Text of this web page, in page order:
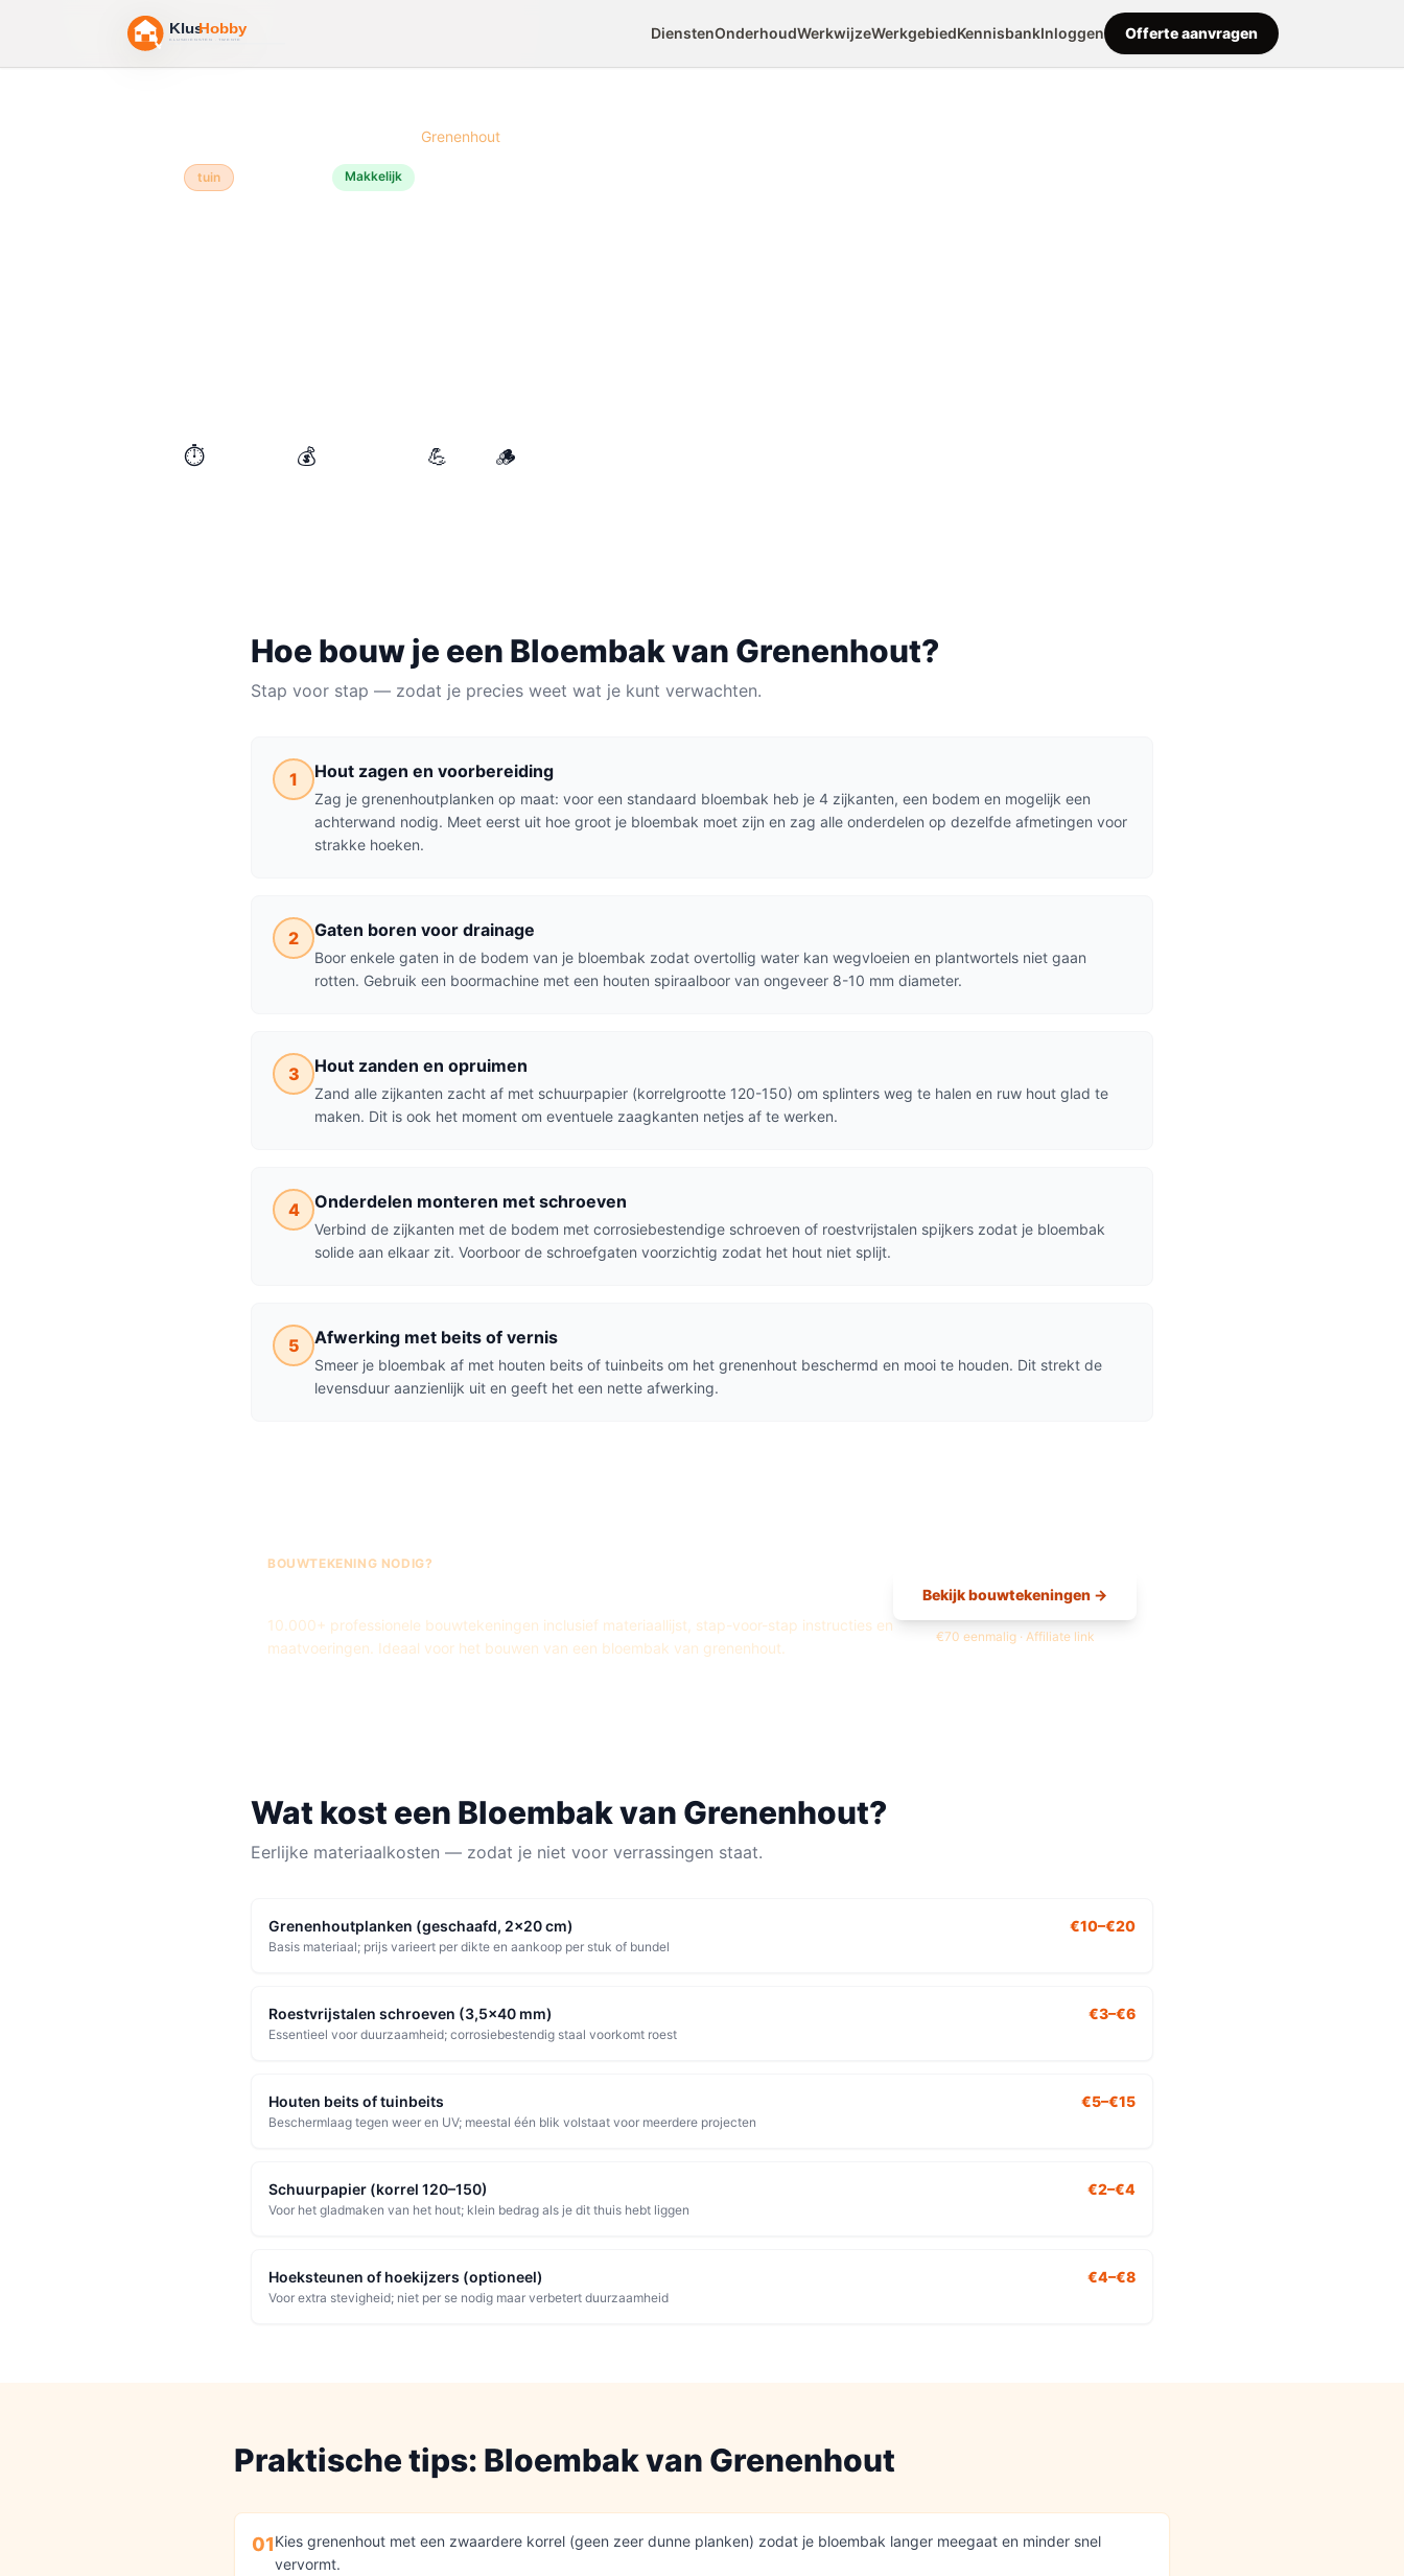
DienstenOnderhoudWerkwijzeWerkgebiedKennisbankInloggen Offerte aanvragen
Grenenhout
tuin Makkelijk
⏱️ 💰 💪 🪵
Hoe bouw je een Bloembakvan Grenenhout?
Stap voor stap — zodat je precies weet wat je kunt verwachten.
1 Hout zagen en voorbereiding
Zag je grenenhoutplanken op maat: voor een standaard bloembak heb je 4 zijkanten, een bodem en mogelijk een
achterwand nodig. Meet eerst uit hoe groot je bloembak moet zijn en zag alle onderdelen op dezelfde afmetingen voor
strakke hoeken.
2 Gaten boren voor drainage
Boor enkele gaten in de bodem van je bloembak zodat overtollig water kan wegvloeien en plantwortels niet gaan
rotten. Gebruik een boormachine met een houten spiraalboor van ongeveer 8-10 mm diameter.
3 Hout zanden en opruimen
Zand alle zijkanten zacht af met schuurpapier (korrelgrootte 120-150) om splinters weg te halen en ruw hout glad te
maken. Dit is ook het moment om eventuele zaagkanten netjes af te werken.
4 Onderdelen monteren met schroeven
Verbind de zijkanten met de bodem met corrosiebestendige schroeven of roestvrijstalen spijkers zodat je bloembak
solide aan elkaar zit. Voorboor de schroefgaten voorzichtig zodat het hout niet splijt.
5 Afwerking met beits of vernis
Smeer je bloembak af met houten beits of tuinbeits om het grenenhout beschermd en mooi te houden. Dit strekt de
levensduur aanzienlijk uit en geeft het een nette afwerking.
BOUWTEKENING NODIG?
10.000+ professionele bouwtekeningen inclusief materiaallijst, stap-voor-stap instructies en
maatvoeringen. Ideaal voor het bouwen van een bloembak van grenenhout
Bekijk bouwtekeningen →
€70 eenmalig · Affiliate link
Wat kost een Bloembakvan Grenenhout?
Eerlijke materiaalkosten — zodat je niet voor verrassingen staat.
Grenenhoutplanken (geschaafd, 2x20 cm)
Basis materiaal; prijs varieert per dikte en aankoop per stuk of bundel
€10–€20
Roestvrijstalen schroeven (3,5×40 mm)
Essentieel voor duurzaamheid; corrosiebestendig staal voorkomt roest
€3–€6
Houten beits of tuinbeits
Beschermlaag tegen weer en UV; meestal één blik volstaat voor meerdere projecten
€5–€15
Schuurpapier (korrel 120–150)
Voor het gladmaken van het hout; klein bedrag als je dit thuis hebt liggen
€2–€4
Hoeksteunen of hoekijzers (optioneel)
Voor extra stevigheid; niet per se nodig maar verbetert duurzaamheid
€4–€8
Praktische tips: Bloembakvan Grenenhout
01Kies grenenhout met een zwaardere korrel (geen zeer dunne planken) zodat je bloembak langer meegaat en minder snel
vervormt.